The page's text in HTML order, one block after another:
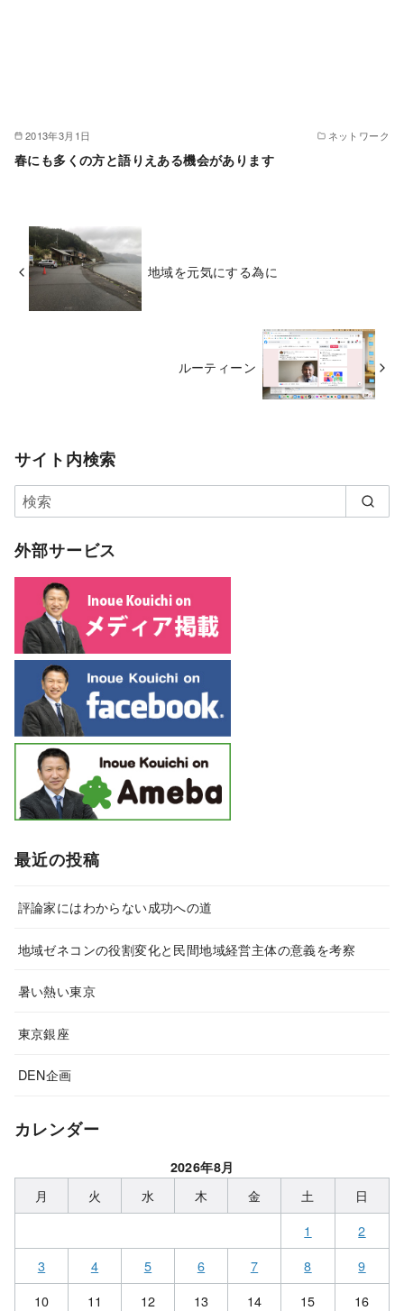
2013年3月1日 ネットワーク
春にも多くの方と語りえある機会があります
地域を元気にする為に
ルーティーン
サイト内検索
外部サービス
最近の投稿
評論家にはわからない成功への道
地域ゼネコンの役割変化と民間地域経営主体の意義を考察
暑い熱い東京
東京銀座
DEN企画
カレンダー
2026年8月
月 火 水 木 金 土
日
1
2
3
4 5 6 7 8
9
10
11 12 13 14 15
16